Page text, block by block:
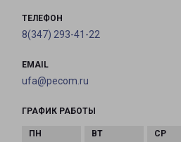
ТЕЛЕФОН
8(347) 293-41-22
EMAIL
ufa@pecom.ru
ГРАФИК РАБОТЫ